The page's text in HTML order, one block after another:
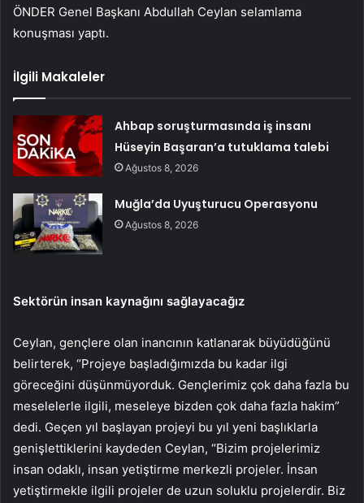
ÖNDER Genel Başkanı Abdullah Ceylan selamlama
konuşması yaptı.
İlgili Makaleler
Ahbap soruşturmasında iş insanı
Hüseyin Başaran’a tutuklama talebi
Ağustos 8, 2026
Muğla’da Uyuşturucu Operasyonu
Ağustos 8, 2026
Sektörün insan kaynağını sağlayacağız
Ceylan, gençlere olan inancının katlanarak büyüdüğünü
belirterek, “Projeye başladığımızda bu kadar ilgi
göreceğini düşünmüyorduk. Gençlerimiz çok daha fazla bu
meselelerle ilgili, meseleye bizden çok daha fazla hakim”
dedi. Geçen yıl başlayan projeyi bu yıl yeni başlıklarla
genişlettiklerini kaydeden Ceylan, “Bizim projelerimiz
insan odaklı, insan yetiştirme merkezli projeler. İnsan
yetiştirmekle ilgili projeler de uzun soluklu projelerdir. Biz